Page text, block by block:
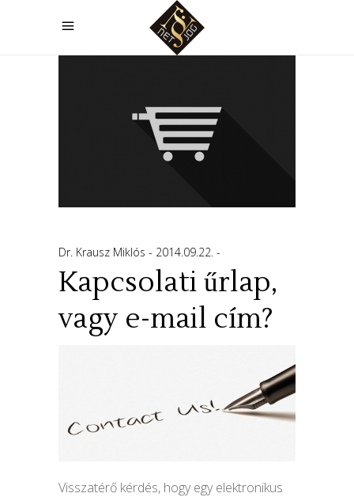
Dr. Krausz Miklós 2014.09.22.
Kapcsolati űrlap,
vagy e-mail cím?
Visszatérő kérdés, hogy egy elektronikus